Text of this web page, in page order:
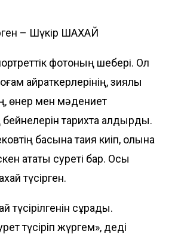
– Шүкір ШАХАЙ
фотоның шебері. Ол
қайрат­керлерінің, зиялы
өнер мен мәдениет
тарихта қалдырды.
басына тақия киіп, қолына
атақты суреті бар. Осы
түсірген.
түсіріл­генін сұрадық.
түсіріп жүргем», деді